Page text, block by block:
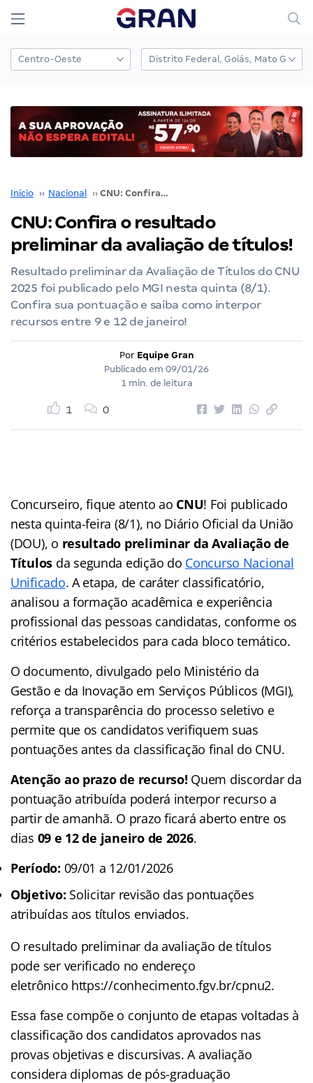
Início ›› Nacional ›› CNU: Confira o resultado preliminar da avaliação de títulos!
CNU: Confira o resultado
preliminar da avaliação de títulos!
Resultado preliminar da Avaliação de Títulos do CNU
2025 foi publicado pelo MGI nesta quinta (8/1).
Confira sua pontuação e saiba como interpor
recursos entre 9 e 12 de janeiro!
Por Equipe Gran
Publicado em 09/01/26
1 min. de leitura
1 0
Concurseiro, fique atento ao CNU! Foi publicado
nesta quinta-feira (8/1), no Diário Oficial da União
(DOU), o resultado preliminar da Avaliação de
Títulos da segunda edição do Concurso Nacional
Unificado. A etapa, de caráter classificatório,
analisou a formação acadêmica e experiência
profissional das pessoas candidatas, conforme os
critérios estabelecidos para cada bloco temático.
O documento, divulgado pelo Ministério da
Gestão e da Inovação em Serviços Públicos (MGI),
reforça a transparência do processo seletivo e
permite que os candidatos verifiquem suas
pontuações antes da classificação final do CNU.
Atenção ao prazo de recurso! Quem discordar da
pontuação atribuída poderá interpor recurso a
partir de amanhã. O prazo ficará aberto entre os
dias 09 e 12 de janeiro de 2026.
Período: 09/01 a 12/01/2026
Objetivo: Solicitar revisão das pontuações
atribuídas aos títulos enviados.
O resultado preliminar da avaliação de títulos
pode ser verificado no endereço
eletrônico https://conhecimento.fgv.br/cpnu2.
Essa fase compõe o conjunto de etapas voltadas à
classificação dos candidatos aprovados nas
provas objetivas e discursivas. A avaliação
considera diplomas de pós-graduação